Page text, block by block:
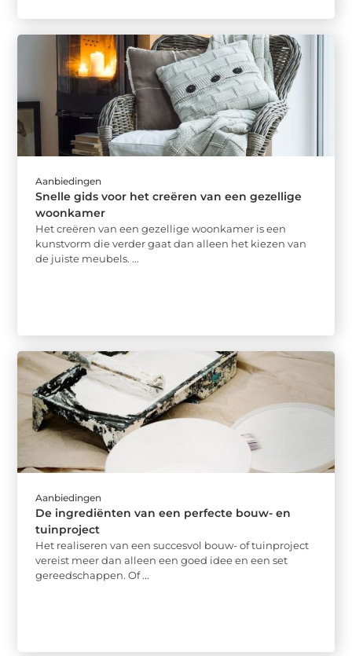
Aanbiedingen
Snelle gids voor het creëren van een gezellige
woonkamer
Het creëren van een gezellige woonkamer is een
kunstvorm die verder gaat dan alleen het kiezen van
de juiste meubels. ...
Aanbiedingen
De ingrediënten van een perfecte bouw- en
tuinproject
Het realiseren van een succesvol bouw- of tuinproject
vereist meer dan alleen een goed idee en een set
gereedschappen. Of ...